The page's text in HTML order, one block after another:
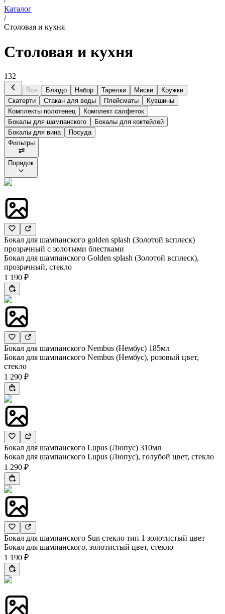
Каталог
/
Столовая и кухня
Столовая и кухня
132
Все Блюдо Набор Тарелки Миски
Кружки
Скатерти
Стакан для воды Плейсматы
Кувшины
Комплекты полотенец
Комплект салфеток
Бокалы для шампанского
Бокалы для коктейлей
Бокалы для вина
Посуда
Фильтры
Порядок
Бокал для шампанского golden splash (Золотой всплеск)
прозрачный с золотыми блестками
Бокал для шампанского Golden splash (Золотой всплеск),
прозрачный, стекло
1 190 ₽
Бокал для шампанского Nembus (Нембус) 185мл
Бокал для шампанского Nembus (Нембус), розовый цвет,
стекло
1 290 ₽
Бокал для шампанского Lupus (Люпус) 310мл
Бокал для шампанского Lupus (Люпус), голубой цвет, стекло
1 290 ₽
Бокал для шампанского Sun стекло тип 1 золотистый цвет
Бокал для шампанского, золотистый цвет, стекло
1 190 ₽